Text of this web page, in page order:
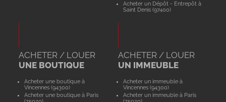
Acheter un Dépôt - Entrepôt à
Saint Denis (97400)
ACHETER / LOUER
UNE BOUTIQUE
Acheter une boutique à
Vincennes (94300)
Acheter une boutique à Paris
ACHETER / LOUER
UN IMMEUBLE
Acheter un immeuble à
Vincennes (94300)
Acheter un immeuble à Paris